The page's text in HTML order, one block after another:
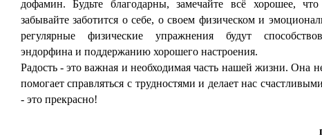
дофамин. Будьте благодарны, замечайте всё хорошее,
забывайте заботится о себе, о своем физическом и
регулярные физические упражнения будут
эндорфина и поддержанию хорошего настроения.
Радость - это важная и необходимая часть нашей жизни. Она
помогает справляться с трудностями и делает нас
- это прекрасно!